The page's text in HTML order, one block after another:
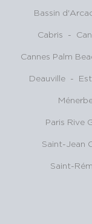
Bassin
Cabris -
Cannes Palm
Deauville -
Paris Rive
Saint-Jean
Saint-